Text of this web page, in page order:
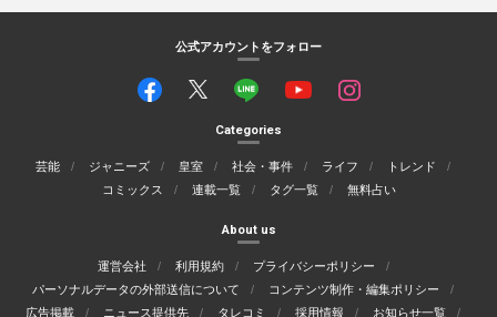
公式アカウントをフォロー
Categories
芸能 ジャニーズ 皇室 社会・事件 ライフ
トレンド
コミックス
連載一覧 タグ一覧 無料占い
About us
運営会社 利用規約
プライバシーポリシー
パーソナルデータの外部送信について
コンテンツ制作・編集ポリシー
広告掲載
ニュース提供先 タレコミ 採用情報
お知らせ一覧